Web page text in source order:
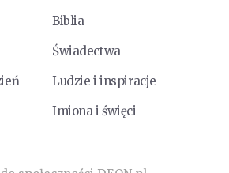
Biblia
Świadectwa
Ludzie i inspiracje
Imiona i święci